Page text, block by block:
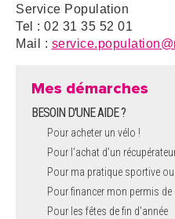
Service Population
Tel : 02 31 35 52 01
Mail :
Mes démarches
BESOIN D'UNE AIDE ?
Pour acheter un vélo !
Pour l'achat d’un
Pour ma pratique sportive
Pour financer mon permis de
Pour les fêtes de fin d'année